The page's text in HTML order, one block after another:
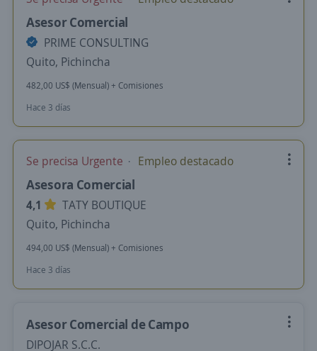
Asesor Comercial
PRIME CONSULTING
Quito, Pichincha
482,00 US$ (Mensual) + Comisiones
Hace 3 días
Se precisa Urgente Empleo destacado
Asesora Comercial
4,1
TATY BOUTIQUE
Quito, Pichincha
494,00 US$ (Mensual) + Comisiones
Hace 3 días
Asesor Comercial de Campo
DIPOJAR S.C.C.